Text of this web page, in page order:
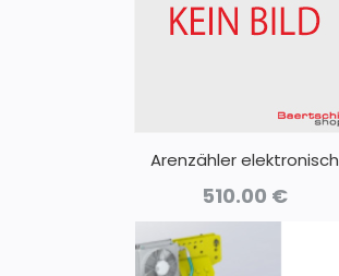
Arenzähler elektronisch
510.00 €